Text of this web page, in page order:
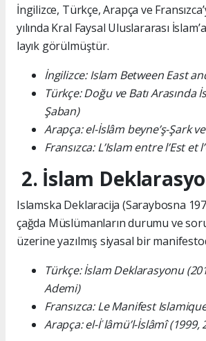
İngilizce, Türkçe, Arapça ve
yılında Kral Faysal Uluslararası
layık görülmüştür.
İngilizce: Islam Between East
Türkçe: Doğu ve Batı Arasında
Şaban)
Arapça: el-İslâm beyne’ş-Şark
Fransızca: L’Islam entre l’Est et
2. İslam
Islamska Deklaracija (Saraybosna
çağda Müslümanların durumu ve
üzerine yazılmış siyasal bir
Türkçe: İslam Deklarasyonu
Ademi)
Fransızca: Le Manifest
Arapça: el-İʿlâmü’l-İslâmî (1999,